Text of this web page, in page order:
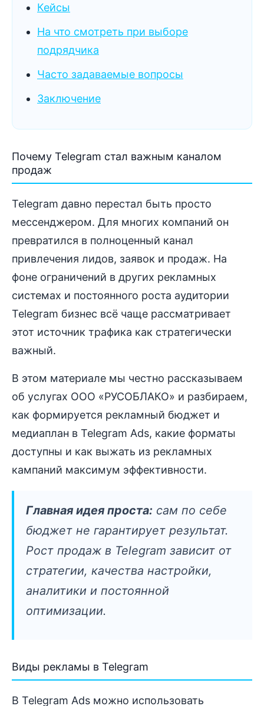
Кейсы
На что смотреть при выборе
подрядчика
Часто задаваемые вопросы
Заключение
Почему Telegram стал важным каналом
продаж
Telegram давно перестал быть просто
мессенджером. Для многих компаний он
превратился в полноценный канал
привлечения лидов, заявок и продаж. На
фоне ограничений в других рекламных
системах и постоянного роста аудитории
Telegram бизнес всё чаще рассматривает
этот источник трафика как стратегически
важный.
В этом материале мы честно рассказываем
об услугах ООО «РУСОБЛАКО» и разбираем,
как формируется рекламный бюджет и
медиаплан в Telegram Ads, какие форматы
доступны и как выжать из рекламных
кампаний максимум эффективности.
Главная идея проста: сам по себе
бюджет не гарантирует результат.
Рост продаж в Telegram зависит от
стратегии, качества настройки,
аналитики и постоянной
оптимизации.
Виды рекламы в Telegram
В Telegram Ads можно использовать